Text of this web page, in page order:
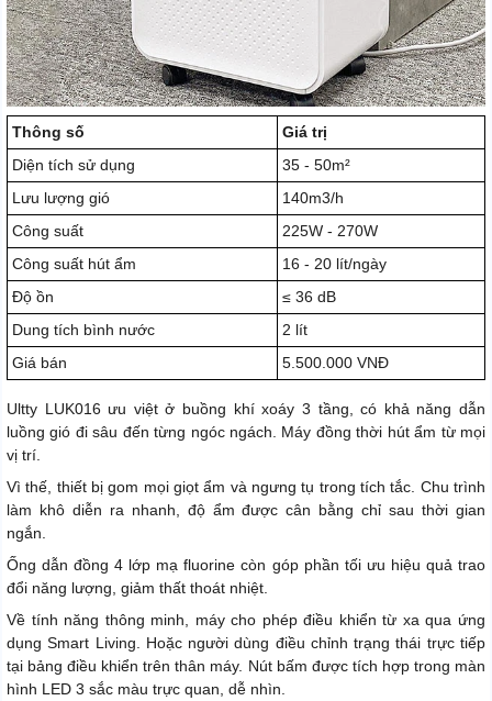
Thông số
Giá trị
Diện tích sử dụng
35 - 50m²
Lưu lượng gió
140m3/h
Công suất
225W - 270W
Công suất hút ẩm
16 - 20 lít/ngày
Độ ồn
≤ 36 dB
Dung tích bình nước
2 lít
Giá bán
5.500.000 VNĐ
Ultty LUK016 ưu việt ở buồng khí xoáy 3 tầng, có khả năng dẫn
luồng gió đi sâu đến từng ngóc ngách. Máy đồng thời hút ẩm từ mọi
vị trí.
Vì thế, thiết bị gom mọi giọt ẩm và ngưng tụ trong tích tắc. Chu trình
làm khô diễn ra nhanh, độ ẩm được cân bằng chỉ sau thời gian
ngắn.
Ống dẫn đồng 4 lớp mạ fluorine còn góp phần tối ưu hiệu quả trao
đổi năng lượng, giảm thất thoát nhiệt.
Về tính năng thông minh, máy cho phép điều khiển từ xa qua ứng
dụng Smart Living. Hoặc người dùng điều chỉnh trạng thái trực tiếp
tại bảng điều khiển trên thân máy. Nút bấm được tích hợp trong màn
hình LED 3 sắc màu trực quan, dễ nhìn.